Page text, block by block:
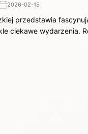
2026-02-15
przedstawia
ciekawe wydarzenia.